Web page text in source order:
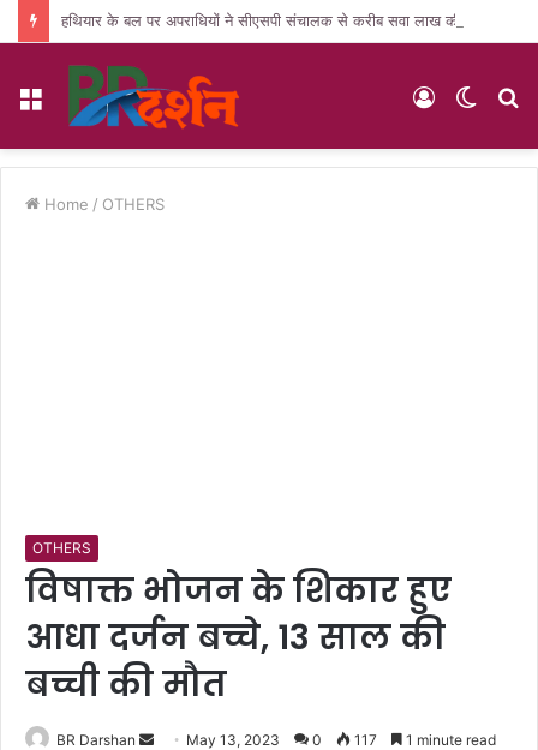
Menu
Switch
Log
Home / OTHERS
OTHERS
विषाक्त भोजन के शिकार हुए
आधा दर्जन बच्चे, 13 साल की
बच्ची की मौत
BR Darshan May 13, 2023 0 117 1 minute read